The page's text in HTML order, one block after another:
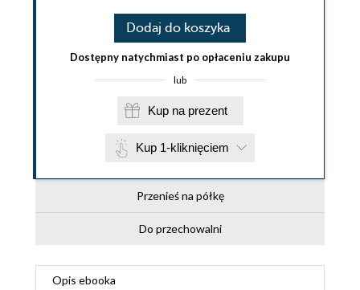
Dodaj do koszyka
Dostępny natychmiast po opłaceniu zakupu
lub
Kup na prezent
Kup 1-kliknięciem
Przenieś na półkę
Do przechowalni
Opis ebooka